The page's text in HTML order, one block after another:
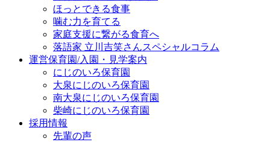
ほっとできる食事
噛む力を育てる
家庭支援に繋がる食育へ
落語家 立川吉笑さんスペシャルコラム
運営保育園/入園・見学案内
にじのいろ保育園
大泉にじのいろ保育園
南大泉にじのいろ保育園
柴崎にじのいろ保育園
採用情報
先輩の声